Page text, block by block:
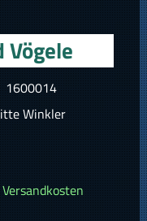
Vögele
1600014
Winkler
Versandkosten